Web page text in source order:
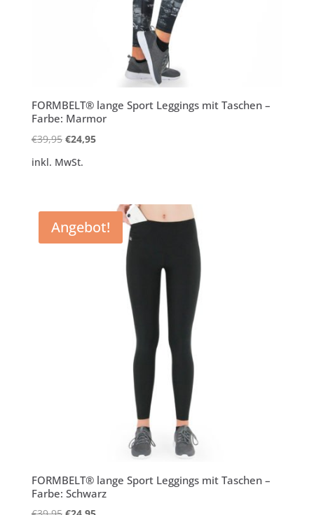
FORMBELT® lange Sport Leggings mit Taschen –
Farbe: Marmor
€39,95 Ursprünglicher
war:
€24,95Aktueller
inkl. MwSt.
Angebot!
FORMBELT® lange Sport Leggings mit Taschen –
Farbe: Schwarz